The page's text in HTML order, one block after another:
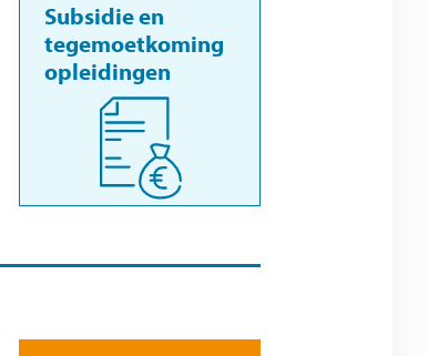
Subsidie en
tegemoetkoming
opleidingen